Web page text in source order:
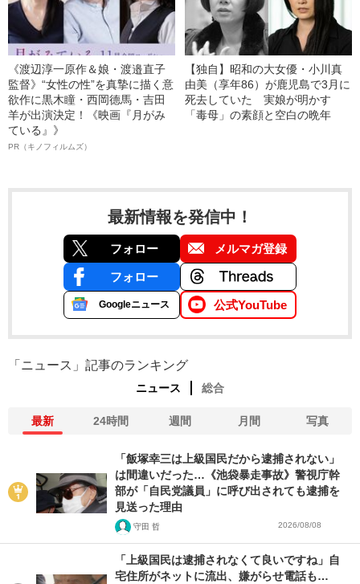
《渡辺淳一原作＆娘・渡邉直子
監督》“女性の性”を真摯に描く意
欲作に黒木瞳・西岡德馬・吉田
羊が出演決定！《映画『月がみ
ている』》
PR（キノフィルムズ）
【独自】昭和の大女優・小川真
由美（享年86）が鹿児島で3月に
死去していた 実娘が明かす
「毒母」の素顔と空白の晩年
最新情報を発信中！
フォロー メルマガ登録
フォロー
Googleニュース 公式YouTube
「ニュース」記事のランキング
ニュース 総合
最新 24時間 週間 月間 写真
「飯塚幸三は上級国民だから逮捕されない」
は間違いだった…《池袋暴走事故》警視庁幹
部が「自民党議員」に呼び出されても逮捕を
見送った理由
守田 哲 2026/08/08
「上級国民は逮捕されなくて良いですね」自
宅住所がネットに流出、嫌がらせ電話も…